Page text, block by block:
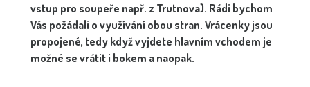
vstup pro soupeře např. z Trutnova). Rádi bychom
Vás požádali o využívání obou stran. Vrácenky jsou
propojené, tedy když vyjdete hlavním vchodem je
možné se vrátit i bokem a naopak.